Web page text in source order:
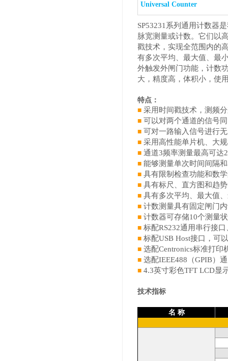
Universal Counter
SP53231系列通用计数器
脉宽测量或计数。它们以
戳技术，实现全范围内的
有多次平均、最大值、最
外触发外闸门功能，计数
大，精度高，体积小，使
特点：
■ 采用时间戳技术，测频
■ 可以对两个通道的信号
■ 可对一路输入信号进行
■ 采用高性能单片机、大
■ 通道3频率测量最高可达
■ 能够测量单次时间间隔
■ 具有限制检查功能和数
■ 具有标尺、直方图和趋
■ 具有多次平均、最大值
■ 计数测量具有固定闸门
■ 计数器可存储10个测量
■ 标配RS232通用串行接
■ 标配USB Host接口，可
■ 选配Centronics标准打印
■ 选配IEEE488（GPIB）
■ 4.3英寸彩色TFT LCD显
技术指标
名 称